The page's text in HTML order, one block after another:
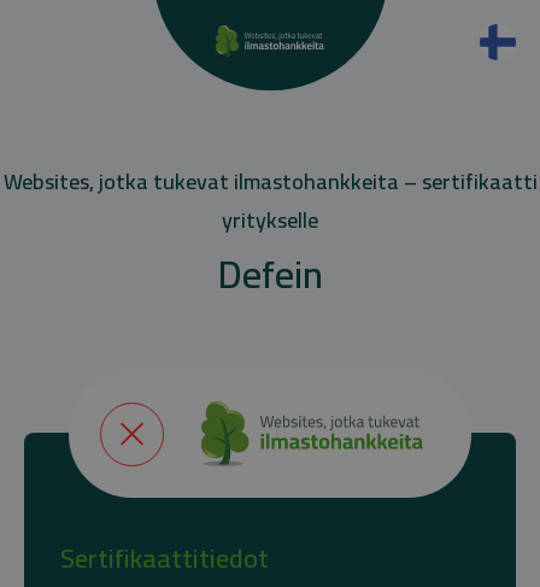
Websites, jotka tukevat ilmastohankkeita – sertifikaatti
yritykselle
Defein
Sertifikaattitiedot